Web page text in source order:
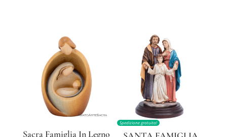
Sacra Famiglia In Legno
Spedizione gratuita!